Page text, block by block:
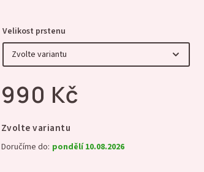
990 Kč
Velikost prstenu
Zvolte variantu
Doručíme do: pondělí 10.08.2026